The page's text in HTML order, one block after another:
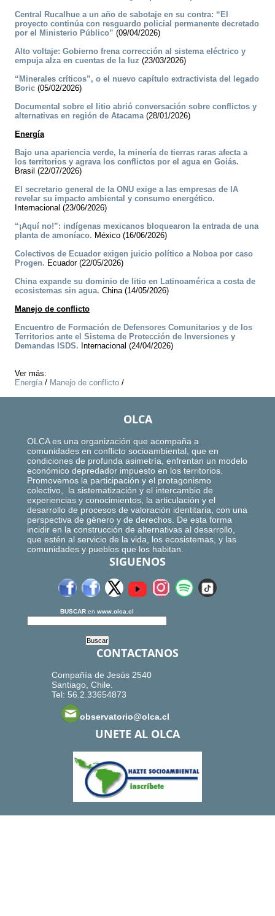
Central Rucalhue a un año de sabotaje en su contra: “El
proyecto continúa con resguardo policial permanente decretado
por el Ministerio Público” (09/04/2026)
Alto voltaje: Gobierno frena corrección al sistema eléctrico y
empuja alza en cuentas de la luz (23/03/2026)
“Minerales críticos”, o el nuevo capítulo extractivista del legado
Boric (05/02/2026)
Documental sobre el litio abrió conversación sobre conflictos y
alternativas en región de Atacama(28/01/2026)
Energía
Bajo una apariencia verde, la minería de tierras raras afecta a
los territorios y agrava los conflictos por el agua en Goiás.
Brasil (22/07/2026)
El secretario general de la ONU exige a las empresas de IA
revelar su impacto ambiental y consumo energético.
Internacional (23/06/2026)
“¡Aquí no!”: indígenas mexicanos bloquearon la entrada de una
planta de amoníaco. México (16/06/2026)
Colectivos de Ecuador exigen juicio político a Noboa por caso
Progen. Ecuador (22/05/2026)
China expande su dominio de litio en Latinoamérica a costa de
ecosistemas sin agua. China (14/05/2026)
Manejo de conflicto
Encuentro de Formación de Defensores Comunitarios y de los
Territorios ante el Sistema de Protección de Inversiones y
Demandas ISDS. Internacional (24/04/2026)
Ver más:
Energía/ Manejo de conflicto /
OLCA
OLCA es una organización que acompaña a
comunidades en conflicto socioambiental, que en
condiciones de profunda asimetría, enfrentan un modelo
económico depredador impuesto en los territorios.
Promovemos la participación y el protagonismo
colectivo, la sistematización y el intercambio de
experiencias y conocimientos, la articulación y el
desarrollo de procesos de valoración identitaria, con una
perspectiva de género y de derechos. De esta forma
incidir en la construcción de alternativas al desarrollo,
que estén al servicio de la vida, los ecosistemas, y las
comunidades y pueblos que los habitan.
SIGUENOS
BUSCAR en www.olca.cl
CONTACTANOS
Compañía de Jesús 2540
Santiago, Chile.
Tel: 56.2.33654873
observatorio@olca.cl
UNETE AL OLCA